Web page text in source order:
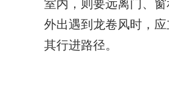
室内，则要远离门、
外出遇到龙卷风时，
其行进路径。